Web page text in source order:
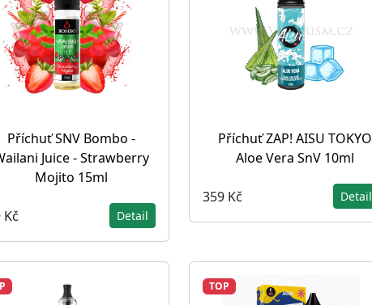
Příchuť SNV Bombo -
Juice - Strawberry
Mojito 15ml
Kč Detail
Příchuť ZAP! AISU TOKYO
Aloe Vera SnV 10ml
359 Kč Detail
TOP